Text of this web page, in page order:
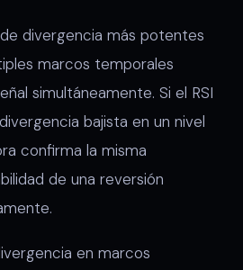
divergencia más potentes
marcos temporales
simultáneamente. Si el RSI
bajista en un nivel
confirma la misma
de una reversión
en marcos